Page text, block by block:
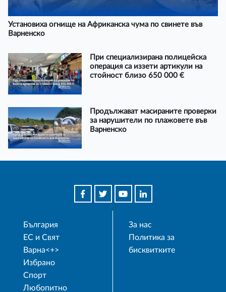
Установиха огнище на Африканска чума по свинете във
Варненско
При специализирана полицейска
операция са иззети артикули на
стойност близо 650 000 €
Продължават масираните проверки
за нарушители по плажовете във
Варненско
България
ЕС и Свят
Варна<+>
Избрано
Спорт
Любопитно
За нас
Политика за
бисквитките